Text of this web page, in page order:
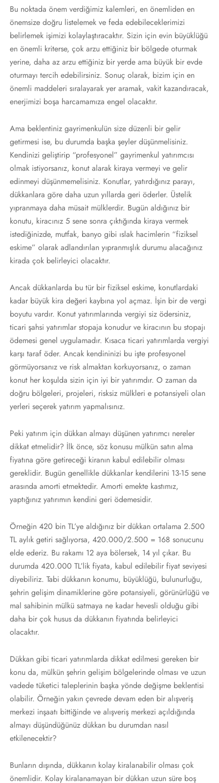
Bu noktada önem verdiğimiz kalemleri, en önemliden en
önemsize doğru listelemek ve feda edebileceklerimizi
belirlemek işimizi kolaylaştıracaktır. Sizin için evin büyüklüğü
en önemli kriterse, çok arzu ettiğiniz bir bölgede oturmak
yerine, daha az arzu ettiğiniz bir yerde ama büyük bir evde
oturmayı tercih edebilirsiniz. Sonuç olarak, bizim için en
önemli maddeleri sıralayarak yer aramak, vakit kazandıracak,
enerjimizi boşa harcamamıza engel olacaktır.
Ama beklentiniz gayrimenkulün size düzenli bir gelir
getirmesi ise, bu durumda başka şeyler düşünmelisiniz.
Kendinizi geliştirip “profesyonel” gayrimenkul yatırımcısı
olmak istiyorsanız, konut alarak kiraya vermeyi ve gelir
edinmeyi düşünmemelisiniz. Konutlar, yatırdığınız parayı,
dükkanlara göre daha uzun yıllarda geri öderler. Üstelik
yıpranmaya daha müsait mülklerdir. Bugün aldığınız bir
konutu, kiracınız 5 sene sonra çıktığında kiraya vermek
istediğinizde, mutfak, banyo gibi ıslak hacimlerin “fiziksel
eskime” olarak adlandırılan yıpranmışlık durumu alacağınız
kirada çok belirleyici olacaktır.
Ancak dükkanlarda bu tür bir fiziksel eskime, konutlardaki
kadar büyük kira değeri kaybına yol açmaz. İşin bir de vergi
boyutu vardır. Konut yatırımlarında vergiyi siz ödersiniz,
ticari şahsi yatırımlar stopaja konudur ve kiracının bu stopajı
ödemesi genel uygulamadır. Kısaca ticari yatırımlarda vergiyi
karşı taraf öder. Ancak kendininizi bu işte profesyonel
görmüyorsanız ve risk almaktan korkuyorsanız, o zaman
konut her koşulda sizin için iyi bir yatırımdır. O zaman da
doğru bölgeleri, projeleri, risksiz mülkleri e potansiyeli olan
yerleri seçerek yatırım yapmalısınız.
Peki yatırım için dükkan almayı düşünen yatırımcı nereler
dikkat etmelidir? İlk önce, söz konusu mülkün satın alma
fiyatına göre getireceği kiranın kabul edilebilir olması
gereklidir. Bugün genellikle dükkanlar kendilerini 13-15 sene
arasında amorti etmektedir. Amorti emekte kastımız,
yaptığınız yatırımın kendini geri ödemesidir.
Örneğin 420 bin TL’ye aldığınız bir dükkan ortalama 2.500
TL aylık getiri sağlıyorsa, 420.000/2.500 = 168 sonucunu
elde ederiz. Bu rakamı 12 aya bölersek, 14 yıl çıkar. Bu
durumda 420.000 TL’lik fiyata, kabul edilebilir fiyat seviyesi
diyebiliriz. Tabi dükkanın konumu, büyüklüğü, bulunurluğu,
şehrin gelişim dinamiklerine göre potansiyeli, görünürlüğü ve
mal sahibinin mülkü satmaya ne kadar hevesli olduğu gibi
daha bir çok husus da dükkanın fiyatında belirleyici
olacaktır.
Dükkan gibi ticari yatırımlarda dikkat edilmesi gereken bir
konu da, mülkün şehrin gelişim bölgelerinde olması ve uzun
vadede tüketici taleplerinin başka yönde değişme beklentisi
olabilir. Örneğin yakın çevrede devam eden bir alışveriş
merkezi inşaatı bittiğinde ve alışveriş merkezi açıldığında
almayı düşündüğünüz dükkan bu durumdan nasıl
etkilenecektir?
Bunların dışında, dükkanın kolay kiralanabilir olması çok
önemlidir. Kolay kiralanamayan bir dükkan uzun süre boş